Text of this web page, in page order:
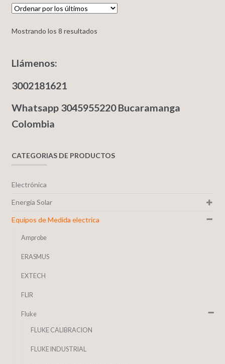
Mostrando los 8 resultados
Llámenos:
3002181621
Whatsapp 3045955220 Bucaramanga
Colombia
CATEGORIAS DE PRODUCTOS
Electrónica
Energía Solar
Equipos de Medida electrica
Amprobe
ERASMUS
EXTECH
FLIR
Fluke
FLUKE CALIBRACION
FLUKE INDUSTRIAL